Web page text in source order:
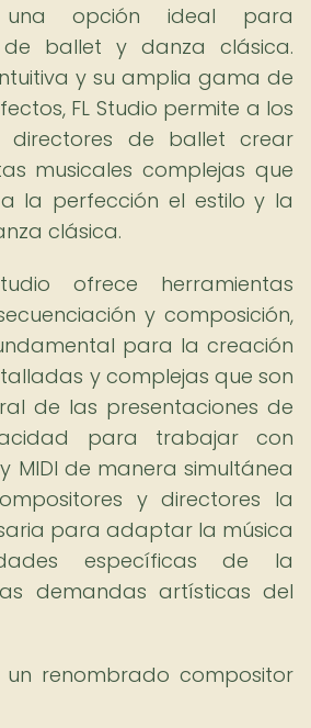
opción ideal para
de ballet y danza clásica.
y su amplia gama de
FL Studio permite a los
directores de ballet crear
musicales complejas que
la perfección el estilo y la
clásica.
ofrece herramientas
y composición,
para la creación
y complejas que son
de las presentaciones de
para trabajar con
MIDI de manera simultánea
y directores la
para adaptar la música
específicas de la
demandas artísticas del
renombrado compositor